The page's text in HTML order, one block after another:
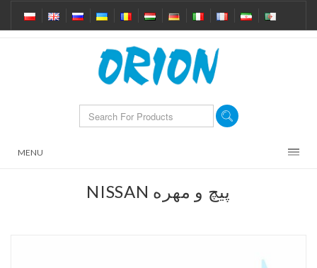
MENU
NISSAN پیچ و مهره